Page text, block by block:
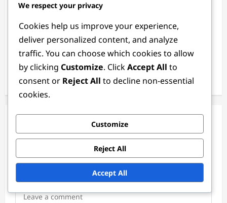
o
s
n
a
g
a
i
Tácticas del Portero: Formaciones, Estrategias, Roles
Next:
Centrocampista de Respaldo: Versatilidad, Preparación,
Apoyo
Your email address will not be published.
are marked*
We respect your privacy
Cookies help us improve your experience,
deliver personalized content, and analyze
traffic. You can choose which cookies to allow
by clicking Customize. ClickAccept All to
consent or Reject All to decline non-essential
cookies.
Customize
Reject All
Accept All